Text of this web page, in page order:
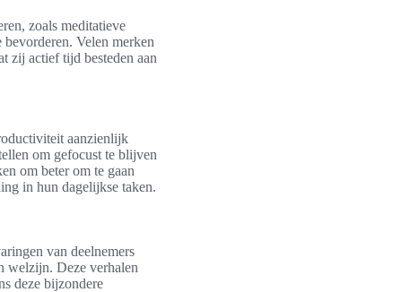
zoals meditatieve
Velen merken
zij actief tijd besteden aan
aanzienlijk
om gefocust te blijven
om beter om te gaan
in hun dagelijkse taken.
van deelnemers
welzijn. Deze verhalen
deze bijzondere